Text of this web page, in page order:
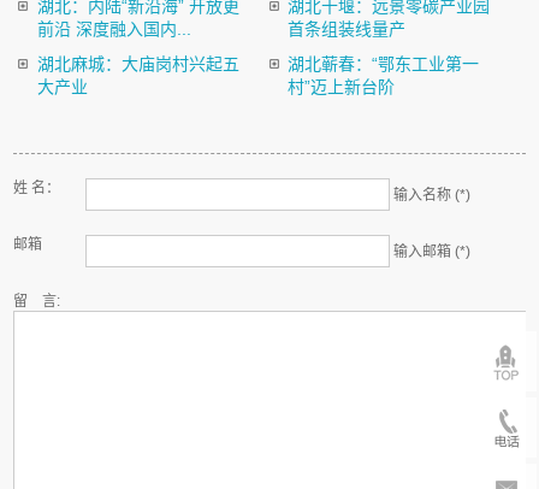
湖北：内陆“新沿海” 开放更
前沿 深度融入国内...
湖北十堰：远景零碳产业园
首条组装线量产
湖北麻城：大庙岗村兴起五
大产业
湖北蕲春：“鄂东工业第一
村”迈上新台阶
姓 名： 输入名称 (*)
邮箱 输入邮箱 (*)
留 言: